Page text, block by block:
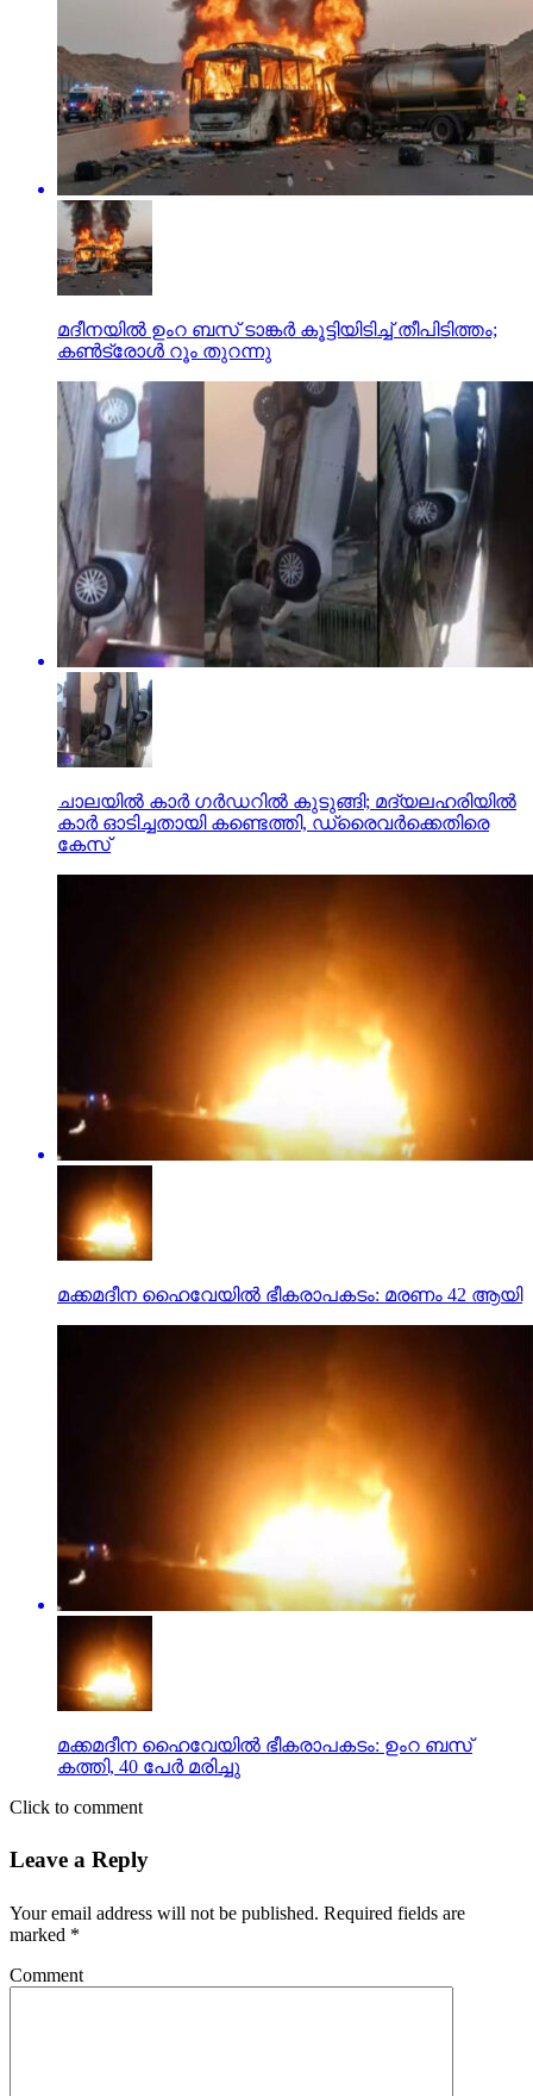
മദീനയില്‍ ഉംറ ബസ് ടാങ്കര്‍ കൂട്ടിയിടിച്ച് തീപിടിത്തം;
കണ്‍ട്രോള്‍ റൂം തുറന്നു
ചാലയിൽ കാർ ഗർഡറിൽ കുടുങ്ങി; മദ്യലഹരിയിൽ
കാർ ഓടിച്ചതായി കണ്ടെത്തി, ഡ്രൈവർക്കെതിരെ
കേസ്
മക്കമദീന ഹൈവേയില്‍ ഭീകരാപകടം: മരണം 42 ആയി
മക്കമദീന ഹൈവേയില്‍ ഭീകരാപകടം: ഉംറ ബസ്
കത്തി, 40 പേര്‍ മരിച്ചു
Click to comment
Leave a Reply
Your email address will not be published. Required fields are
marked *
Comment